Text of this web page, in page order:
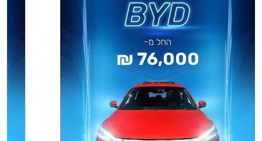
החל מ-
76,000 ₪